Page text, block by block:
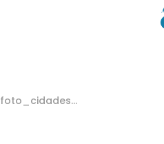
foto_cidades